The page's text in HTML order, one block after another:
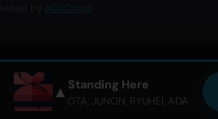
ACRCloud
▲ Standing Here
BMSG STRIKERS,SKY-HI,SOTA